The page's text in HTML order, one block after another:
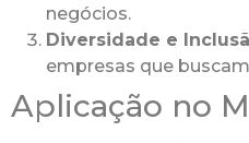
negócios.
Diversidade e
empresas que
Aplicação no